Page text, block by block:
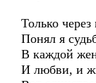
Только через
Понял я
В каждой
И любви, и